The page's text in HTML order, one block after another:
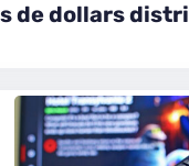
de dollars